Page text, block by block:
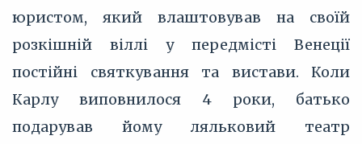
юристом, який влаштовував на своїй
розкішній віллі у передмісті Венеції
постійні святкування та вистави. Коли
Карлу виповнилося 4 роки, батько
подарував йому ляльковий театр